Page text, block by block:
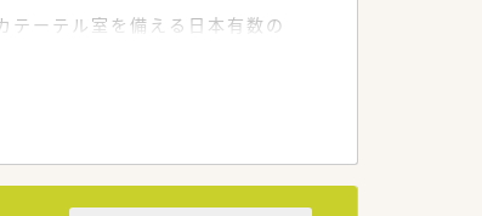
テーテル室を備える日本有数の
。